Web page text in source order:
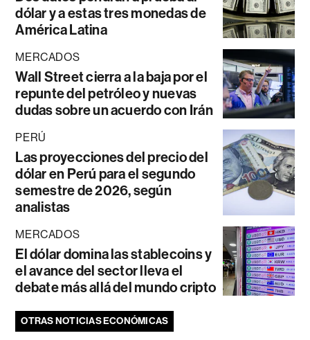
dólar y a estas tres monedas de
América Latina
MERCADOS
Wall Street cierra a la baja por el
repunte del petróleo y nuevas
dudas sobre un acuerdo con Irán
PERÚ
Las proyecciones del precio del
dólar en Perú para el segundo
semestre de 2026, según
analistas
MERCADOS
El dólar domina las stablecoins y
el avance del sector lleva el
debate más allá del mundo cripto
OTRAS NOTICIAS ECONÓMICAS